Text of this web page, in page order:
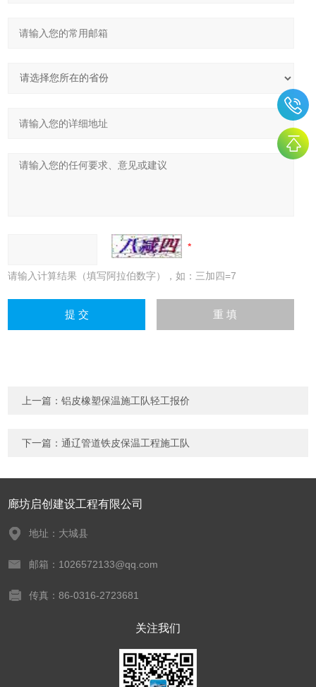
请输入计算结果（填写阿拉伯数字），如：三加四=7
上一篇：铝皮橡塑保温施工队轻工报价
下一篇：通辽管道铁皮保温工程施工队
廊坊启创建设工程有限公司
地址：大城县
邮箱：1026572133@qq.com
传真：86-0316-2723681
关注我们